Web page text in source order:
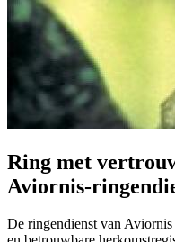
Ring met
Aviornis-
De ringendienst van